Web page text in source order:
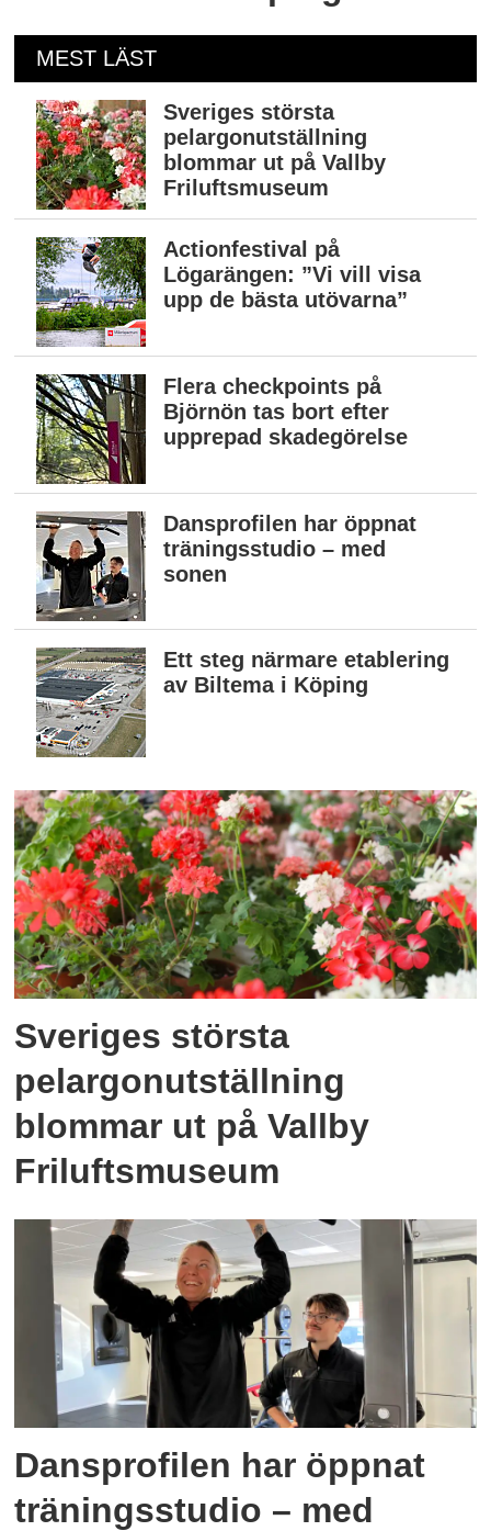
MEST LÄST
Sveriges största
pelargonutställning
blommar ut på Vallby
Friluftsmuseum
Actionfestival på
Lögarängen: ”Vi vill visa
upp de bästa utövarna”
Flera checkpoints på
Björnön tas bort efter
upprepad skadegörelse
Dansprofilen har öppnat
träningsstudio – med
sonen
Ett steg närmare etablering
av Biltema i Köping
Sveriges största
pelargonutställning
blommar ut på Vallby
Friluftsmuseum
Dansprofilen har öppnat
träningsstudio – med